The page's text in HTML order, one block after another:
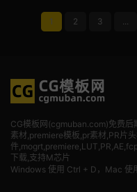
1 2 3 ...
CG模板网(cgmuban.com)免费
素材,premiere模板,pr素材,PR片
件
下载,支持M芯片
Windows 使用 Ctrl + D，Mac 使